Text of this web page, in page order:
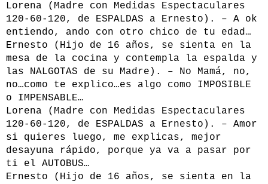
Lorena (Madre con Medidas Espectaculares
120-60-120, de ESPALDAS a Ernesto). – A ok
entiendo, ando con otro chico de tu edad…
Ernesto (Hijo de 16 años, se sienta en la
mesa de la cocina y contempla la espalda y
las NALGOTAS de su Madre). – No Mamá, no,
no…como te explico…es algo como IMPOSIBLE
o IMPENSABLE…
Lorena (Madre con Medidas Espectaculares
120-60-120, de ESPALDAS a Ernesto). – Amor
si quieres luego, me explicas, mejor
desayuna rápido, porque ya va a pasar por
ti el AUTOBUS…
Ernesto (Hijo de 16 años, se sienta en la